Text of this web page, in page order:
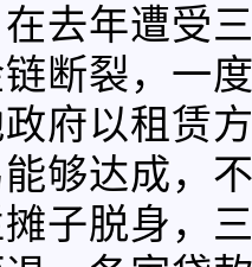
去年遭受
断裂，一
府以租赁
够达成，
子脱身，